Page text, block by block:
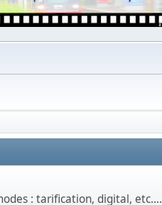
: tarification, digital, etc....